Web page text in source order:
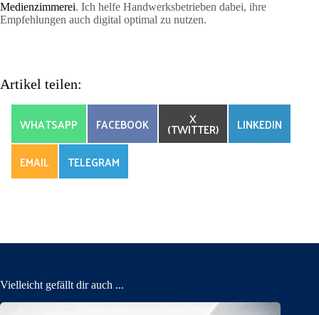
Medienzimmerei. Ich helfe Handwerksbetrieben dabei, ihre
Empfehlungen auch digital optimal zu nutzen.
Artikel teilen:
SHARE
ON
WHATSAPP SHARE
ON
FACEBOOK SHARE
ON
X
(TWITTER) SHARE
ON
LINKEDIN
SHARE
ON
EMAIL SHARE
ON
TELEGRAM
Vielleicht gefällt dir auch ...